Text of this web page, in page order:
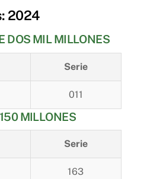
2024
DOS MIL MILLONES
Serie
011
MILLONES
Serie
163